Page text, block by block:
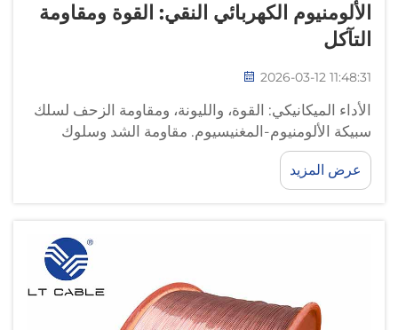
الألومنيوم الكهربائي النقي: القوة ومقاومة
التآكل
2026-03-12 11:48:31
الأداء الميكانيكي: القوة، والليونة، ومقاومة الزحف لسلك
سبيكة الألومنيوم-المغنيسيوم. مقاومة الشد وسلوك
الخضوع: كيف تُحسّن تعزيزات المغنيسيوم بالذوبان
الصلب الأداء مقارنةً بالألومنيوم الكهربائي التجاري.
وعندما تمتزج ذرات المغنيسيوم في البنية البلورية...
عرض المزيد